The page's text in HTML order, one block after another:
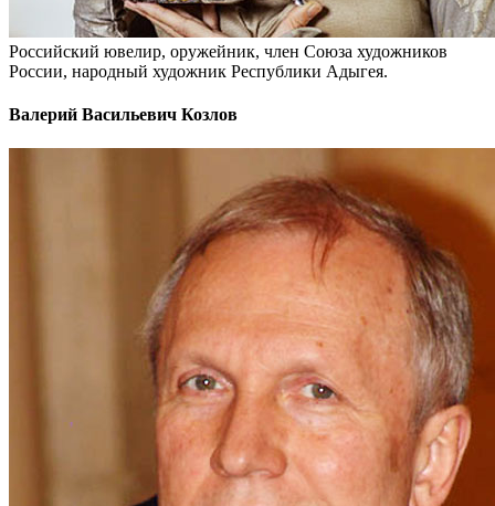
Российский ювелир, оружейник, член Союза художников
России, народный художник Республики Адыгея.
Валерий Васильевич Козлов